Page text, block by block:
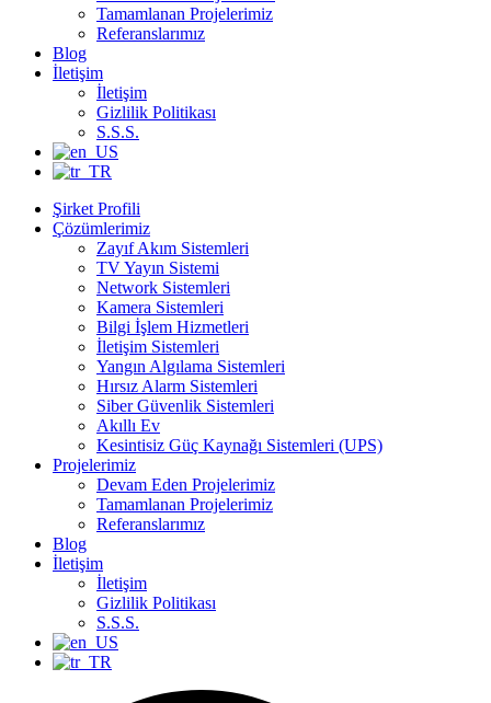
Tamamlanan Projelerimiz
Referanslarımız
Blog
İletişim
İletişim
Gizlilik Politikası
S.S.S.
Şirket Profili
Çözümlerimiz
Zayıf Akım Sistemleri
TV Yayın Sistemi
Network Sistemleri
Kamera Sistemleri
Bilgi İşlem Hizmetleri
İletişim Sistemleri
Yangın Algılama Sistemleri
Hırsız Alarm Sistemleri
Siber Güvenlik Sistemleri
Akıllı Ev
Kesintisiz Güç Kaynağı Sistemleri (UPS)
Projelerimiz
Devam Eden Projelerimiz
Tamamlanan Projelerimiz
Referanslarımız
Blog
İletişim
İletişim
Gizlilik Politikası
S.S.S.